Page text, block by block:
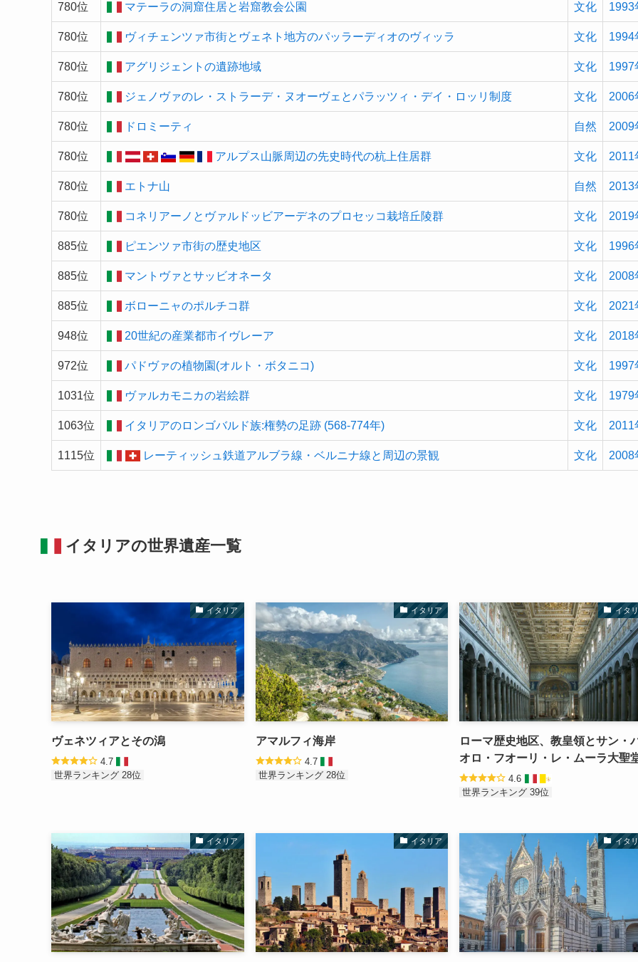
780位 マテーラの洞窟住居と岩窟教会公園 文化 1993
780位 ヴィチェンツァ市街とヴェネト地方のパッラーディオのヴィッラ 文化 1994
780位 アグリジェントの遺跡地域 文化 1997
780位 ジェノヴァのレ・ストラーデ・ヌオーヴェとパラッツィ・デイ・ロッリ制度 文化 2006
780位 ドロミーティ 自然 2009
780位 アルプス山脈周辺の先史時代の杭上住居群 文化 2011
780位 エトナ山 自然 2013
780位 コネリアーノとヴァルドッビアーデネのプロセッコ栽培丘陵群 文化 2019
885位 ピエンツァ市街の歴史地区 文化 1996
885位 マントヴァとサッビオネータ 文化 2008
885位 ボローニャのポルチコ群 文化 2021
948位 20世紀の産業都市イヴレーア 文化 2018
972位 パドヴァの植物園(オルト・ボタニコ) 文化 1997
1031位 ヴァルカモニカの岩絵群 文化 1979
1063位 イタリアのロンゴバルド族:権勢の足跡 (568-774年) 文化 2011
1115位 レーティッシュ鉄道アルブラ線・ベルニナ線と周辺の景観 文化 2008
イタリアの世界遺産一覧
イタリア
ヴェネツィアとその潟
4.7
世界ランキング 28位
イタリア
アマルフィ海岸
4.7
世界ランキング 28位
イタ
ローマ歴史地区、教皇領とサン・
オロ・フオーリ・レ・ムーラ大聖
4.6
世界ランキング 39位
イタリア イタリア イタ